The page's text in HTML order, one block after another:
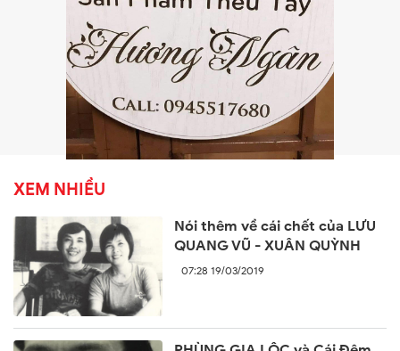
XEM NHIỀU
Nói thêm về cái chết của LƯU
QUANG VŨ - XUÂN QUỲNH
07:28 19/03/2019